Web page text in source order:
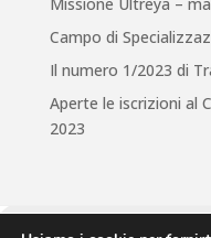
Campo di
Il numero 1/2023 di
Aperte le iscrizioni al
2023